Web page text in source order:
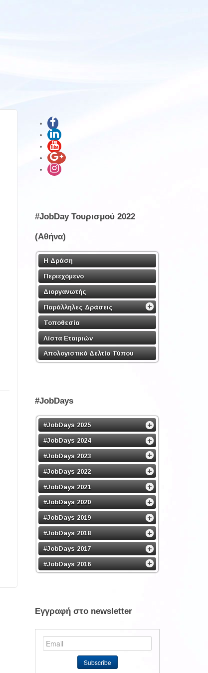
#JobDay Τουρισμού 2022
(Αθήνα)
Η Δράση
Περιεχόμενο
Διοργανωτής
Παράλληλες Δράσεις
Τοποθεσία
Λίστα Εταιριών
Απολογιστικό Δελτίο Τύπου
#JobDays
#JobDays 2025
#JobDays 2024
#JobDays 2023
#JobDays 2022
#JobDays 2021
#JobDays 2020
#JobDays 2019
#JobDays 2018
#JobDays 2017
#JobDays 2016
Εγγραφή στο newsletter